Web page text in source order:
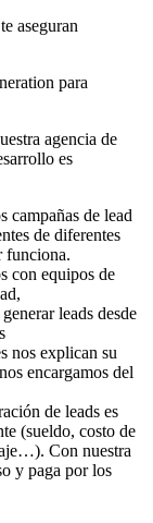
aseguran
para
agencia de
es
campañas de lead
de diferentes
funciona.
con equipos de
leads desde
nos explican su
encargamos del
de leads es
(sueldo, costo de
Con nuestra
y paga por los